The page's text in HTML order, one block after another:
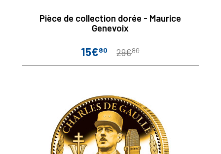
Pièce de collection dorée - Maurice
Genevoix
Prix
15€80
Prix
29€80